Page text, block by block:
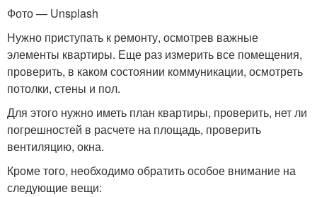
Фото — Unsplash
Нужно приступать к ремонту, осмотрев важные
элементы квартиры. Еще раз измерить все помещения,
проверить, в каком состоянии коммуникации, осмотреть
потолки, стены и пол.
Для этого нужно иметь план квартиры, проверить, нет ли
погрешностей в расчете на площадь, проверить
вентиляцию, окна.
Кроме того, необходимо обратить особое внимание на
следующие вещи: